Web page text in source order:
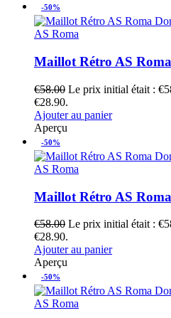
-50%
AS Roma
Maillot Rétro AS
€58.00 Le prix initial était :
€28.90.
Ajouter au panier
Aperçu
-50%
AS Roma
Maillot Rétro AS
€58.00 Le prix initial était :
€28.90.
Ajouter au panier
Aperçu
-50%
AS Roma